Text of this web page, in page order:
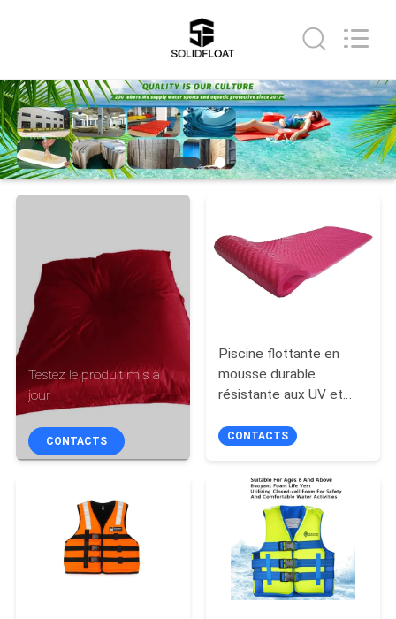
À
LA
MAISON
PROPOS
DE
NOUS
VISITE
DE
CONTRÔLE
Rights
Reserved.
Testez le produit mis à
jour
CONTACTS
Piscine flottante en
mousse durable
résistante aux UV et
pour la détente estivale
CONTACTS